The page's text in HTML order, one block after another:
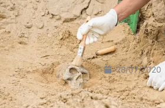
28/07/2020